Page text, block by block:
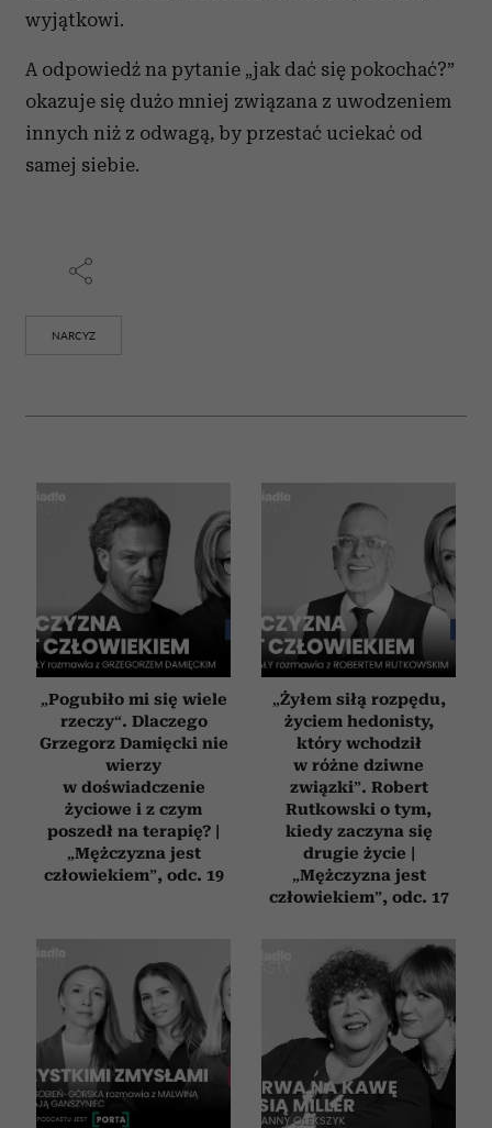
wyjątkowi.
A odpowiedź na pytanie „jak dać się pokochać?”
okazuje się dużo mniej związana z uwodzeniem
innych niż z odwagą, by przestać uciekać od
samej siebie.
NARCYZ
„Pogubiło mi się wiele
rzeczy“. Dlaczego
Grzegorz Damięcki nie
wierzy
w doświadczenie
życiowe i z czym
poszedł na terapię? |
„Mężczyzna jest
człowiekiem”, odc. 19
„Żyłem siłą rozpędu,
życiem hedonisty,
który wchodził
w różne dziwne
związki”. Robert
Rutkowski o tym,
kiedy zaczyna się
drugie życie |
„Mężczyzna jest
człowiekiem”, odc. 17